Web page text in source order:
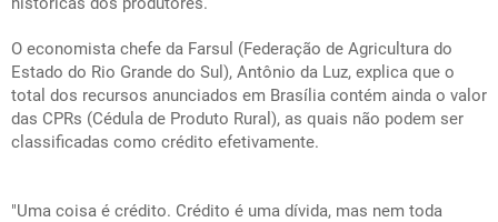
O economista chefe da Farsul (Federação de Agricultura do
Estado do Rio Grande do Sul), Antônio da Luz, explica que o
total dos recursos anunciados em Brasília contém ainda o valor
das CPRs (Cédula de Produto Rural), as quais não podem ser
classificadas como crédito efetivamente.
"Uma coisa é crédito. Crédito é uma dívida, mas nem toda